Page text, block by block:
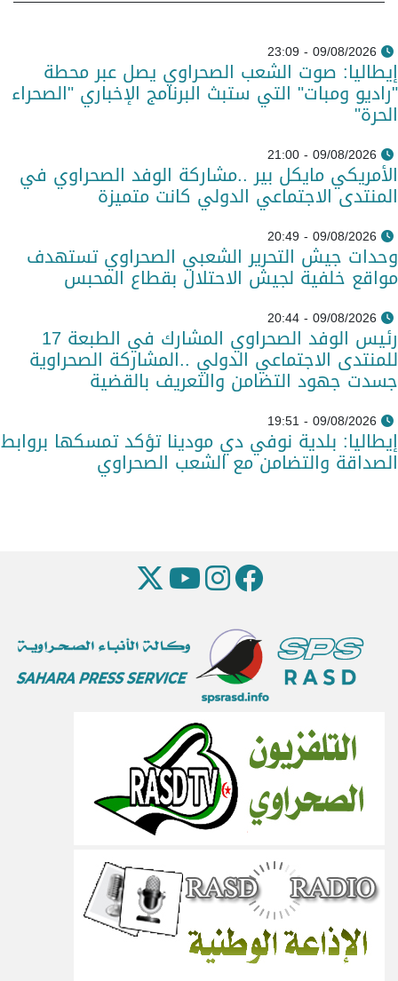
09/08/2026 - 23:09
إيطاليا: صوت الشعب الصحراوي يصل عبر محطة
"راديو ومبات" التي ستبث البرنامج الإخباري "الصحراء
الحرة"
09/08/2026 - 21:00
الأمريكي مايكل بير ..مشاركة الوفد الصحراوي في
المنتدى الاجتماعي الدولي كانت متميزة
09/08/2026 - 20:49
وحدات جيش التحرير الشعبي الصحراوي تستهدف
مواقع خلفية لجيش الاحتلال بقطاع المحبس
09/08/2026 - 20:44
رئيس الوفد الصحراوي المشارك في الطبعة 17
للمنتدى الاجتماعي الدولي ..المشاركة الصحراوية
جسدت جهود التضامن والتعريف بالقضية
09/08/2026 - 19:51
إيطاليا: بلدية نوفي دي مودينا تؤكد تمسكها بروابط
الصداقة والتضامن مع الشعب الصحراوي